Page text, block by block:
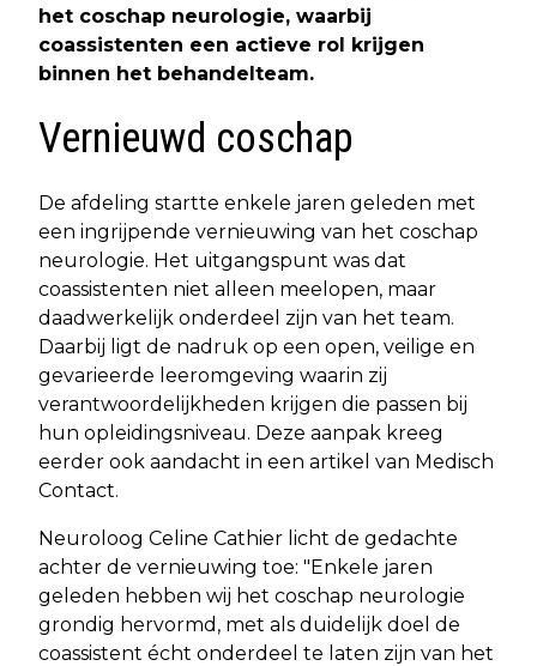
het coschap neurologie, waarbij
coassistenten een actieve rol krijgen
binnen het behandelteam.
Vernieuwd coschap
De afdeling startte enkele jaren geleden met
een ingrijpende vernieuwing van het coschap
neurologie. Het uitgangspunt was dat
coassistenten niet alleen meelopen, maar
daadwerkelijk onderdeel zijn van het team.
Daarbij ligt de nadruk op een open, veilige en
gevarieerde leeromgeving waarin zij
verantwoordelijkheden krijgen die passen bij
hun opleidingsniveau. Deze aanpak kreeg
eerder ook aandacht in een artikel van Medisch
Contact.
Neuroloog Celine Cathier licht de gedachte
achter de vernieuwing toe: "Enkele jaren
geleden hebben wij het coschap neurologie
grondig hervormd, met als duidelijk doel de
coassistent écht onderdeel te laten zijn van het